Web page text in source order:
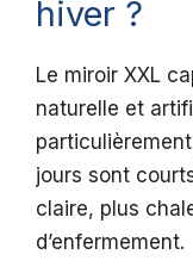
hiver ?
Le miroir XXL
naturelle et
jours sont
claire, plus
d’enfermement.